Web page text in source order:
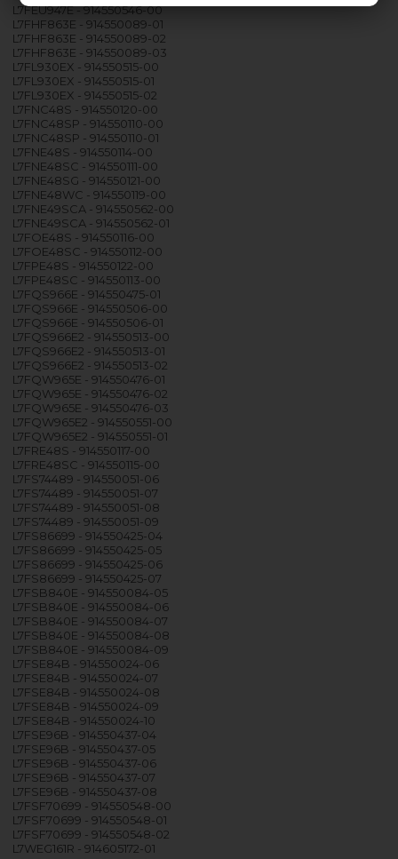
L7FEU947E - 914550546-00
L7FHF863E - 914550089-01
L7FHF863E - 914550089-02
L7FHF863E - 914550089-03
L7FL930EX - 914550515-00
L7FL930EX - 914550515-01
L7FL930EX - 914550515-02
L7FNC48S - 914550120-00
L7FNC48SP - 914550110-00
L7FNC48SP - 914550110-01
L7FNE48S - 914550114-00
L7FNE48SC - 914550111-00
L7FNE48SG - 914550121-00
L7FNE48WC - 914550119-00
L7FNE49SCA - 914550562-00
L7FNE49SCA - 914550562-01
L7FOE48S - 914550116-00
L7FOE48SC - 914550112-00
L7FPE48S - 914550122-00
L7FPE48SC - 914550113-00
L7FQS966E - 914550475-01
L7FQS966E - 914550506-00
L7FQS966E - 914550506-01
L7FQS966E2 - 914550513-00
L7FQS966E2 - 914550513-01
L7FQS966E2 - 914550513-02
L7FQW965E - 914550476-01
L7FQW965E - 914550476-02
L7FQW965E - 914550476-03
L7FQW965E2 - 914550551-00
L7FQW965E2 - 914550551-01
L7FRE48S - 914550117-00
L7FRE48SC - 914550115-00
L7FS74489 - 914550051-06
L7FS74489 - 914550051-07
L7FS74489 - 914550051-08
L7FS74489 - 914550051-09
L7FS86699 - 914550425-04
L7FS86699 - 914550425-05
L7FS86699 - 914550425-06
L7FS86699 - 914550425-07
L7FSB840E - 914550084-05
L7FSB840E - 914550084-06
L7FSB840E - 914550084-07
L7FSB840E - 914550084-08
L7FSB840E - 914550084-09
L7FSE84B - 914550024-06
L7FSE84B - 914550024-07
L7FSE84B - 914550024-08
L7FSE84B - 914550024-09
L7FSE84B - 914550024-10
L7FSE96B - 914550437-04
L7FSE96B - 914550437-05
L7FSE96B - 914550437-06
L7FSE96B - 914550437-07
L7FSE96B - 914550437-08
L7FSF70699 - 914550548-00
L7FSF70699 - 914550548-01
L7FSF70699 - 914550548-02
L7WEG161R - 914605172-01